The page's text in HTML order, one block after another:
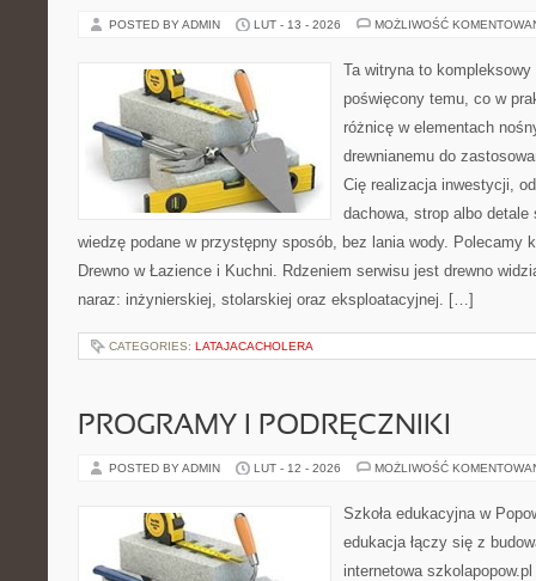
POSTED BY ADMIN LUT - 13 - 2026 MOŻLIWOŚĆ
Ta witryna to
poświęcony temu, co w
różnicę w elementach
drewnianemu do
Cię realizacja inwestycji,
dachowa, strop albo
wiedzę podane w przystępny sposób, bez lania wody. Polecamy
Drewno w Łazience i Kuchni. Rdzeniem serwisu jest drewno
naraz: inżynierskiej, stolarskiej oraz eksploatacyjnej. […]
CATEGORIES: LATAJACACHOLERA
PROGRAMY I PODRĘCZNIKI
POSTED BY ADMIN LUT - 12 - 2026 MOŻLIWOŚĆ
Szkoła edukacyjna w
edukacja łączy się z
internetowa